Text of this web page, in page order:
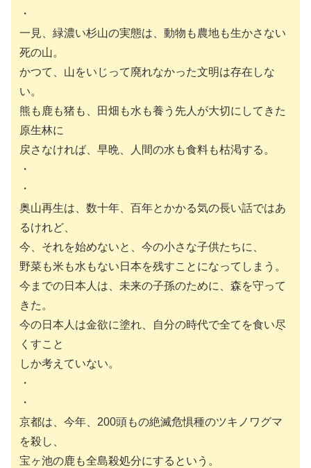
・
一見、緑濃い杉山の実態は、動物も農地も生かさない
死の山。
かつて、山をいじって廃れなかった文明は存在しな
い。
熊も鹿も猪も、田畑も水も養う先人が大切にしてきた
原生林に
戻さなければ、早晩、人間の水も食料も枯渇する。
・
・
奥山再生は、数十年、百年とかかる気の長い話ではあ
るけれど、
今、それを始めないと、今の小さな子供たちに、
野菜も米も水もない日本を残すことになってしまう。
今までの日本人は、未来の子孫のために、森を守って
きた。
今の日本人は金欲に塗れ、自分の時代で全てを食い尽
くすこと
しか考えていない。
・
・
京都は、今年、200頭もの絶滅危惧種のツキノワグマ
を殺し、
宝ヶ池の鹿も全島殺処分にするという。